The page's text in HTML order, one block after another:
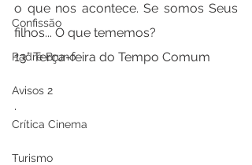
Confissão
Padre Bruno
Avisos 2
Crítica Cinema
Turismo
o que nos acontece. Se somos Seus
filhos... O que tememos?
13° Terça-feira do Tempo Comum
.
.